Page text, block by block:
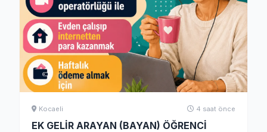
Kocaeli 4 saat önce
EK GELİR ARAYAN (BAYAN) ÖĞRENCİ